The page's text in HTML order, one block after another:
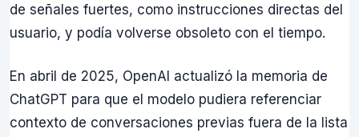
de señales fuertes, como instrucciones directas del
usuario, y podía volverse obsoleto con el tiempo.
En abril de 2025, OpenAI actualizó la memoria de
ChatGPT para que el modelo pudiera referenciar
contexto de conversaciones previas fuera de la lista